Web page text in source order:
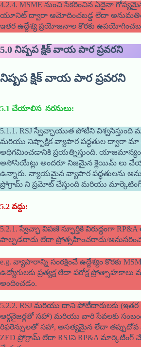
4.2.4. MSME నుంచి సేకరించిన ఏదైనా
యూనిట్ ద్వారా ఆమోదించబడ్డ లేదా
ఇతర ఉద్దేశ్య ప్రయోజనాల కొరకు
5.0 నిష్పప క్షిక్ వాయ పార ప్రవరని
నిష్పప క్షిక్ వాయ పార ప్రవరని
5.1 చేయాలిస నరనులు:
5.1.1. RSJ స్వేచ్ఛాయుత పోటీని
మరియు నిష్పాక్షిక వ్యాపార పద్ధతుల ద్వారా
అధిగమించడానికి ప్రయత్నిస్తుంది.
అసోసియేట్లు అందరూ నిజమైన క్లెయిమ్ లు
ఉన్నారు. న్యాయమైన వ్యాపార పద్ధతులను
ప్రోగ్రామ్ ని ప్రమోట్ చేస్తుంది మరియు మార్కెటింగ్
5.2 వద్దు:
5.2.1. స్వేచ్ఛా విపణి స్ఫూర్తికి విరుద్ధంగా
పాల్పడరాదు లేదా ప్రోత్సహించరాదు/
e.g. వ్యాపారాన్ని సంరక్షించే ఉద్దేశ్యం కొరకు
ఉద్యోగులకు ప్రత్యక్ష లేదా పరోక్ష
అందించడం.
5.2.2. RSJ మరియు దాని పోటీదారులకు (ఇతర
ఆర్గనైజర్లతో సహా) మరియు వారి సేవలకు
రిఫరెన్సులతో సహా, అసత్యమైన లేదా తప్పుదోవ
ZED ప్రోగ్రామ్ లేదా RSJని RP&A